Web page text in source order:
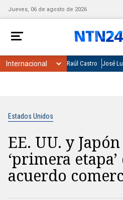
Jueves, 06 de agosto de 2026
Raúl Castro José
Estados Unidos
EE. UU. y
‘primera
acuerdo